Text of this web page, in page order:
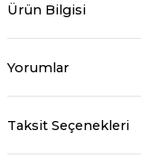
Ürün Bilgisi
Yorumlar
Taksit Seçenekleri